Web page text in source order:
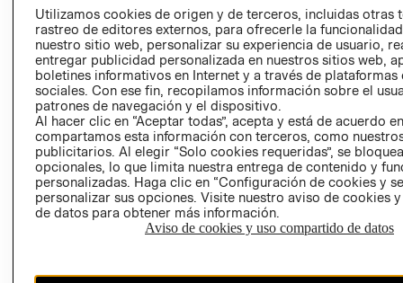
AVISO DE
PRIVACIDAD
GIFT CARD
AVISO DE
COOKIES
Uruguay ($U)
Utilizamos cookies de origen y de terceros, incluidas otras
rastreo de editores externos, para ofrecerle la
nuestro sitio web, personalizar su experiencia de usuario,
entregar publicidad personalizada en nuestros sitios web,
boletines informativos en Internet y a través de plataformas
sociales. Con ese fin, recopilamos información sobre el
patrones de navegación y el dispositivo.
Al hacer clic en “Aceptar todas”, acepta y está de acuerdo
compartamos esta información con terceros, como
publicitarios. Al elegir “Solo cookies requeridas”, se
opcionales, lo que limita nuestra entrega de contenido y
personalizadas. Haga clic en “Configuración de cookies y
personalizar sus opciones. Visite nuestro aviso de cookies
de datos para obtener más información.
Aviso de cookies y uso compartido de datos